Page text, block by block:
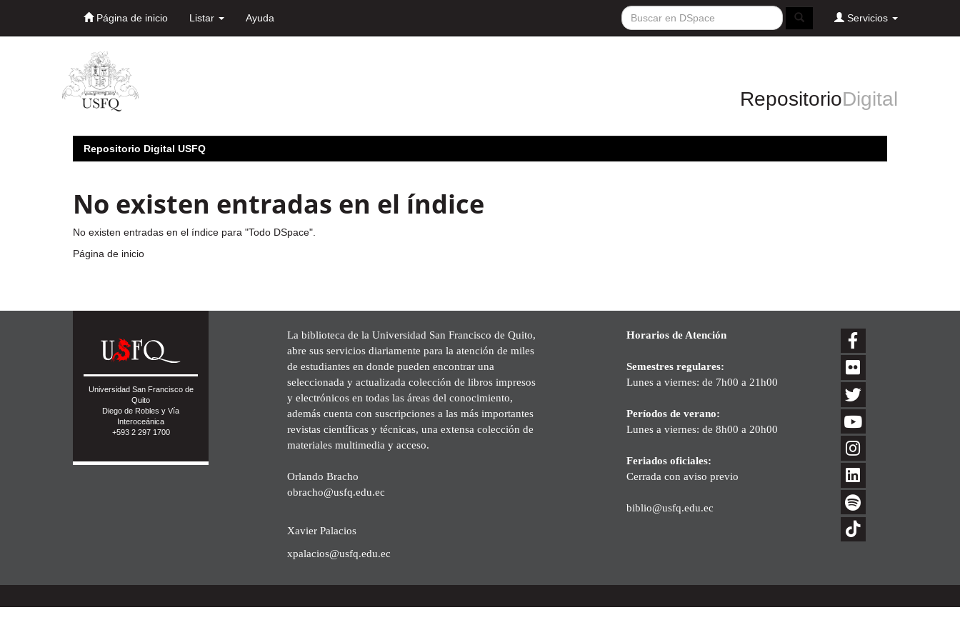
Página de inicio Listar Ayuda Servicios
RepositorioDigital
Repositorio Digital USFQ
No existen entradas en el índice
No existen entradas en el índice para "Todo DSpace".
Página de inicio
Universidad San Francisco de
Quito
Diego de Robles y Vía
Interoceánica
+593 2 297 1700
La biblioteca de la Universidad San Francisco de Quito,
abre sus servicios diariamente para la atención de miles
de estudiantes en donde pueden encontrar una
seleccionada y actualizada colección de libros impresos
y electrónicos en todas las áreas del conocimiento,
además cuenta con suscripciones a las más importantes
revistas científicas y técnicas, una extensa colección de
materiales multimedia y acceso.
Orlando Bracho
obracho@usfq.edu.ec
Xavier Palacios
xpalacios@usfq.edu.ec
Horarios de Atención
Semestres regulares:
Lunes a viernes: de 7h00 a 21h00
Períodos de verano:
Lunes a viernes: de 8h00 a 20h00
Feriados oficiales:
Cerrada con aviso previo
biblio@usfq.edu.ec